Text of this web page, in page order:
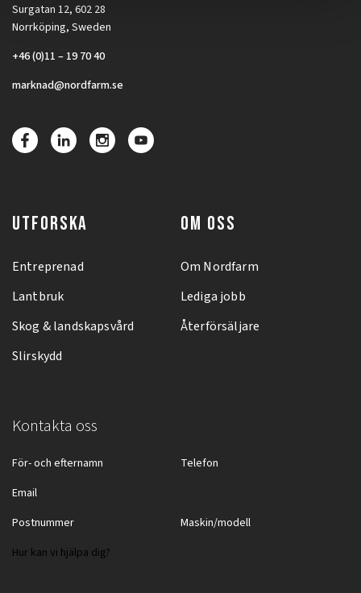
Surgatan 12, 602 28
Norrköping, Sweden
+46 (0)11 – 19 70 40
marknad@nordfarm.se
UTFORSKA
Entreprenad
Lantbruk
Skog & landskapsvård
Slirskydd
OM OSS
Om Nordfarm
Lediga jobb
Återförsäljare
Kontakta oss